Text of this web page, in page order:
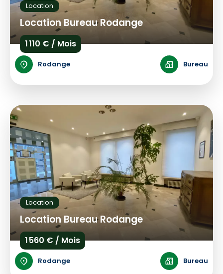
Location
Location Bureau Rodange
1 110 € / Mois
Rodange Bureau
Location
Location Bureau Rodange
1 560 € / Mois
Rodange Bureau